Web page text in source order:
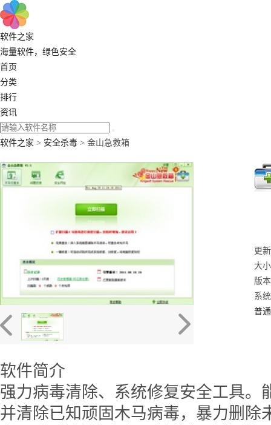
软件之家
海量软件，绿色安全
首页
分类
排行
资讯
软件之家 > 安全杀毒 > 金山急救箱
更
大
版
系
普
软件简介
强力病毒清除、系统修复安全工具。
并清除已知顽固木马病毒，暴力删除